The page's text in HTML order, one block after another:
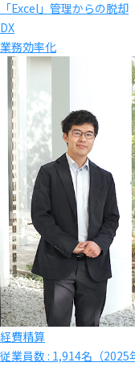
「Excel」管理からの脱却
DX
業務効率化
経費精算
従業員数 : 1,914名（2025